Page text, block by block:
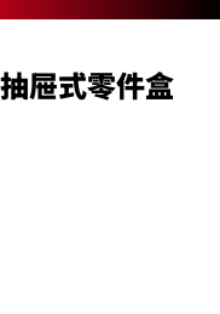
式零件盒